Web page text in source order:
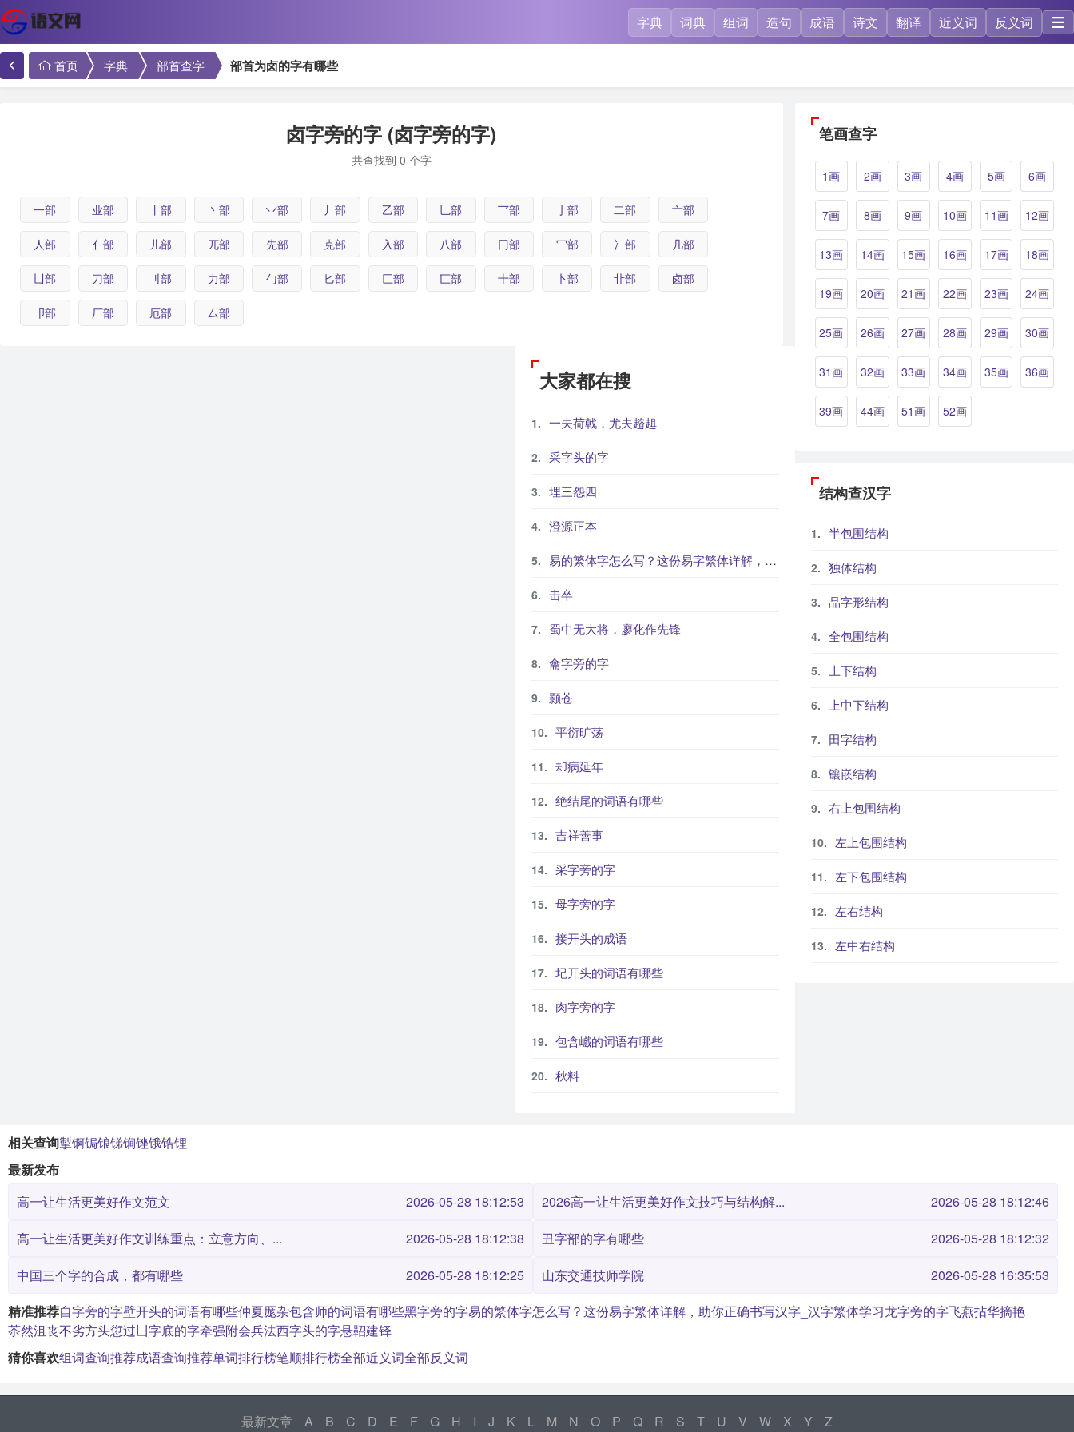
字典 词典 组词 造句 成语 诗文 翻译 近义词 反义词
首页 字典 部首查字 部首为卤的字有哪些
笔画查字
1画 2画 3画 4画 5画 6画
7画 8画 9画 10画 11画 12画
13画 14画 15画 16画 17画 18画
19画 20画 21画 22画 23画 24画
25画 26画 27画 28画 29画 30画
31画 32画 33画 34画 35画 36画
39画 44画 51画 52画
结构查汉字
半包围结构
独体结构
品字形结构
全包围结构
上下结构
上中下结构
田字结构
镶嵌结构
右上包围结构
左上包围结构
左下包围结构
左右结构
左中右结构
卤字旁的字 (卤字旁的字)
共查找到 0 个字
一部 业部 丨部 丶部 丷部 丿部 乙部 乚部 乛部 亅部 二部 亠部
人部 亻部 儿部 兀部 先部 克部 入部 八部 冂部 冖部 冫部 几部
凵部 刀部 刂部 力部 勹部 匕部 匚部 匸部 十部 卜部 卝部 卤部
卩部 厂部 厄部 厶部
大家都在搜
一夫荷戟，尤夫趦趄
采字头的字
埋三怨四
澄源正本
易的繁体字怎么写？这份易字繁体详解，助你正确书写汉字_汉字繁体学习
击卒
蜀中无大将，廖化作先锋
龠字旁的字
颢苍
平衍旷荡
却病延年
绝结尾的词语有哪些
吉祥善事
采字旁的字
母字旁的字
接开头的成语
圮开头的词语有哪些
肉字旁的字
包含巇的词语有哪些
秋料
相关查询掣锕锔锒锑锏锉锇锆锂
最新发布
高一让生活更美好作文范文
2026-05-28 18:12:53 2026高一让生活更美好作文技巧与结构解...
2026-05-28 18:12:46
高一让生活更美好作文训练重点：立意方向、...
2026-05-28 18:12:38 丑字部的字有哪些
2026-05-28 18:12:32
中国三个字的合成，都有哪些
2026-05-28 18:12:25 山东交通技师学院
2026-05-28 16:35:53
精准推荐自字旁的字壁开头的词语有哪些仲夏厖杂包含师的词语有哪些黑字旁的字易的繁体字怎么写？这份易字繁体详解，助你正确书写汉字_汉字繁体学习龙字旁的字飞燕拈华摘艳
苶然沮丧不劣方头愆过凵字底的字牵强附会兵法西字头的字悬鞀建铎
猜你喜欢组词查询推荐成语查询推荐单词排行榜笔顺排行榜全部近义词全部反义词
最新文章 A B C D E F G H I J K L M N O P Q R S T U V W X Y
Z